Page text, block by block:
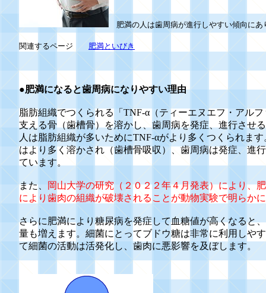
肥満の人は歯周病が進行しやすい傾向にあ
関連するページ 肥満といびき
●肥満になると歯周病になりやすい理由
脂肪組織でつくられる「TNF-α（ティーエヌエフ・アル
支える骨（歯槽骨）を溶かし、歯周病を発症、進行させ
人は脂肪組織が多いためにTNF-αがより多くつくられま
はより多く溶かされ（歯槽骨吸収）、歯周病は発症、進
ています。
また、
岡山大学の研究（２０２２年４月発表）により、
により歯肉の組織が破壊されることが動物実験で明らか
さらに肥満により糖尿病を発症して血糖値が高くなると
量も増えます。細菌にとってブドウ糖は非常に利用しや
て細菌の活動は活発化し、歯肉に悪影響を及ぼします。